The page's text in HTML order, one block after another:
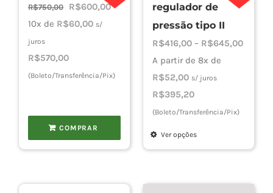
R$750,00
O
preço
era:
R$750,00.
R$600,00O
R$600,00.
10x de R$60,00 s/
juros
R$570,00
(Boleto/Transferência/Pix)
COMPRAR
regulador de
pressão tipo II
R$416,00 – R$645,00Faixa
A partir de 8x de
R$52,00 s/ juros
R$395,20
(Boleto/Transferência/Pix)
Ver opções
Este
tem